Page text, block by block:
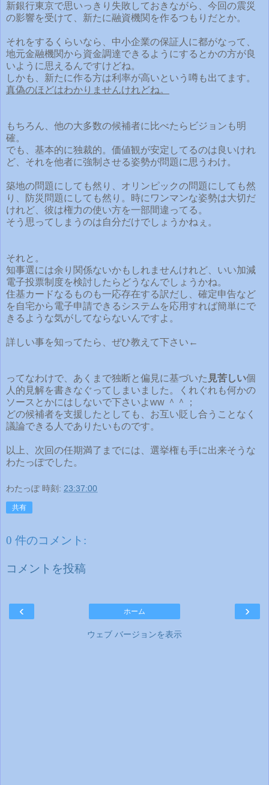
新銀行東京で思いっきり失敗しておきながら、今回の震災
の影響を受けて、新たに融資機関を作るつもりだとか。
それをするくらいなら、中小企業の保証人に都がなって、
地元金融機関から資金調達できるようにするとかの方が良
いように思えるんですけどね。
しかも、新たに作る方は利率が高いという噂も出てます。
真偽のほどはわかりませんけれどね。
もちろん、他の大多数の候補者に比べたらビジョンも明
確。
でも、基本的に独裁的。価値観が安定してるのは良いけれ
ど、それを他者に強制させる姿勢が問題に思うわけ。
築地の問題にしても然り、オリンピックの問題にしても然
り、防災問題にしても然り。時にワンマンな姿勢は大切だ
けれど、彼は権力の使い方を一部間違ってる。
そう思ってしまうのは自分だけでしょうかねぇ。
それと。
知事選には余り関係ないかもしれませんけれど、いい加減
電子投票制度を検討したらどうなんでしょうかね。
住基カードなるものも一応存在する訳だし、確定申告など
を自宅から電子申請できるシステムを応用すれば簡単にで
きるような気がしてならないんですよ。
詳しい事を知ってたら、ぜひ教えて下さい←
ってなわけで、あくまで独断と偏見に基づいた 見苦しい個
人的見解を書きなぐってしまいました。くれぐれも何かの
ソースとかにはしないで下さいよww ＾＾；
どの候補者を支援したとしても、お互い貶し合うことなく
議論できる人でありたいものです。
以上、次回の任期満了までには、選挙権も手に出来そうな
わたっぽでした。
わたっぽ 時刻: 23:37:00
共有
0 件のコメント:
コメントを投稿
‹ ›
ホーム
ウェブ バージョンを表示